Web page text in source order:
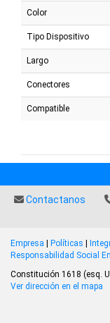
Color
Tipo Dispositivo
Largo
Conectores
Compatible
Contactanos
Empresa Políticas
Responsabilidad Social
Constitución 1618 (esq.
Ver dirección en el mapa